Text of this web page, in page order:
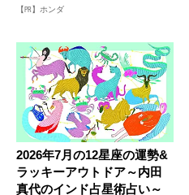
【PR】ホンダ
2026年7月の12星座の運勢&
ラッキーアウトドア～内田
真代のインド占星術占い～